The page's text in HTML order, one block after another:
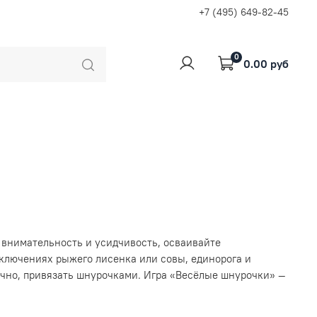
+7 (495) 649-82-45
0 0.00 руб
и усидчивость, осваивайте
рыжего лисенка или совы, единорога и
привязать шнурочками. Игра «Весёлые шнурочки» —